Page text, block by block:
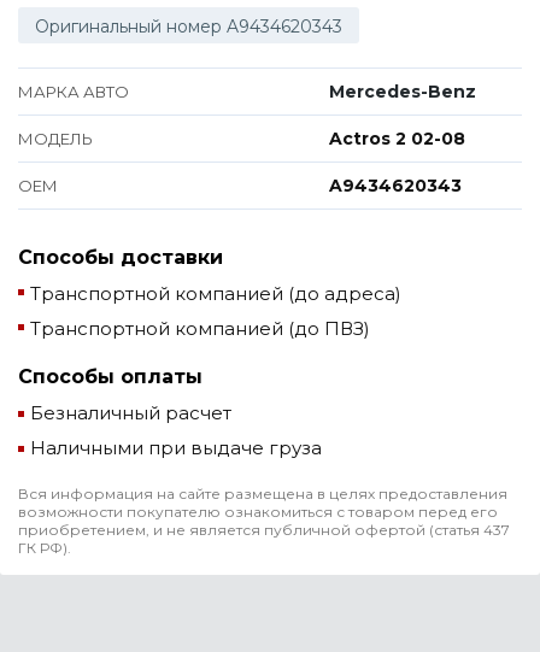
Оригинальный номер A9434620343
МАРКА АВТО Mercedes-Benz
МОДЕЛЬ Actros 2 02-08
ОЕМ A9434620343
Способы доставки
Транспортной компанией (до адреса)
Транспортной компанией (до ПВЗ)
Способы оплаты
Безналичный расчет
Наличными при выдаче груза
Вся информация на сайте размещена в целях предоставления
возможности покупателю ознакомиться с товаром перед его
приобретением, и не является публичной офертой (статья 437
ГК РФ).